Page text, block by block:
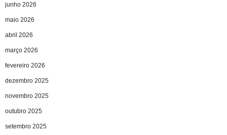
junho 2026
maio 2026
abril 2026
março 2026
fevereiro 2026
dezembro 2025
novembro 2025
outubro 2025
setembro 2025